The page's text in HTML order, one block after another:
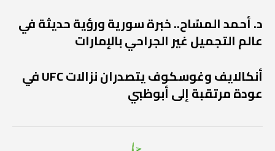
د. أحمد المسّاح.. خبرة سورية ورؤية حديثة في
عالم التجميل غير الجراحي بالإمارات
أنكالايف وغوسكوف يتصدران نزالات UFC في
عودة مرتقبة إلى أبوظبي